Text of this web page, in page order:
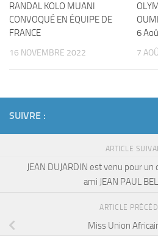
RANDAL KOLO MUANI
CONVOQUÉ EN ÉQUIPE DE
FRANCE
16 NOVEMBRE 2022
6
7
SUIVRE :
ARTICLE
JEAN DUJARDIN est venu pour
ami JEAN PAUL
ARTICLE
Miss Union